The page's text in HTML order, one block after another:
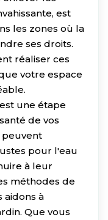
est
les zones où la
ses droits.
réaliser ces
votre espace
une étape
de vos
peuvent
pour l'eau
à leur
méthodes de
aidons à
Que vous